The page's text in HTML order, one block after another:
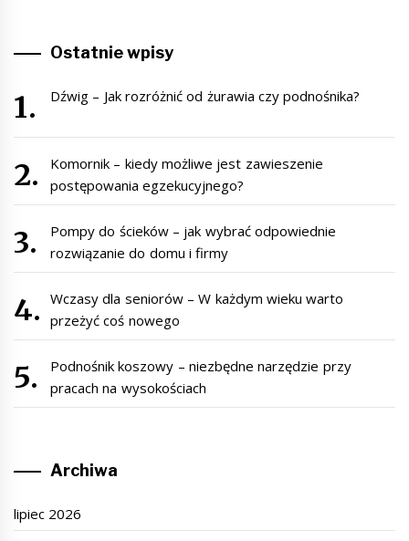
Ostatnie wpisy
Dźwig – Jak rozróżnić od żurawia czy podnośnika?
Komornik – kiedy możliwe jest zawieszenie
postępowania egzekucyjnego?
Pompy do ścieków – jak wybrać odpowiednie
rozwiązanie do domu i firmy
Wczasy dla seniorów – W każdym wieku warto
przeżyć coś nowego
Podnośnik koszowy – niezbędne narzędzie przy
pracach na wysokościach
Archiwa
lipiec 2026